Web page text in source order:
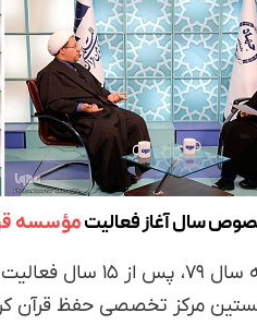
سال آغاز فعالیتمؤسسه
مرکز تخصصی حفظ قرآن